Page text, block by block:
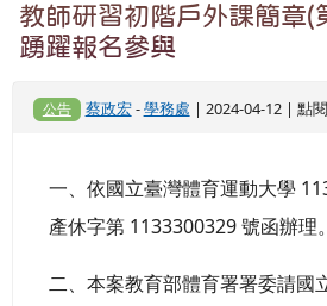
教師研習初階戶外課簡章(
踴躍報名參與
公告 蔡政宏-學務處 | 2024-04-12 | 點
一、依國立臺灣體育運動大學
產休字第 1133300329 號函辦理。
二、本案教育部體育署署委請國